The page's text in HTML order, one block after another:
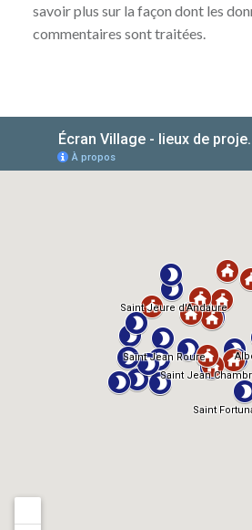
savoir plus sur la façon dont les
commentaires sont traitées